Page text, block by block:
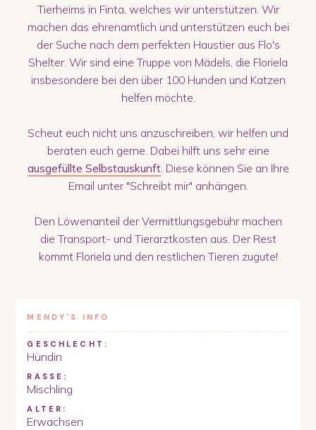
Tierheims in Finta, welches wir unterstützen. Wir
machen das ehrenamtlich und unterstützen euch bei
der Suche nach dem perfekten Haustier aus Flo's
Shelter. Wir sind eine Truppe von Mädels, die Floriela
insbesondere bei den über 100 Hunden und Katzen
helfen möchte.
Scheut euch nicht uns anzuschreiben, wir helfen und
beraten euch gerne. Dabei hilft uns sehr eine
ausgefüllte Selbstauskunft. Diese können Sie an Ihre
Email unter "Schreibt mir" anhängen.
Den Löwenanteil der Vermittlungsgebühr machen
die Transport- und Tierarztkosten aus. Der Rest
kommt Floriela und den restlichen Tieren zugute!
MENDY 'S INFO
GESCHLECHT:
Hündin
RASSE:
Mischling
ALTER:
Erwachsen